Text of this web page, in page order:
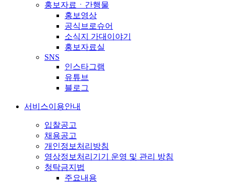
홍보자료ㆍ간행물
홍보영상
공식브로슈어
소식지 가대이야기
홍보자료실
SNS
인스타그램
유튜브
블로그
서비스이용안내
입찰공고
채용공고
개인정보처리방침
영상정보처리기기 운영 및 관리 방침
청탁금지법
주요내용